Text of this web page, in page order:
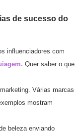
de sucesso do
influenciadores com
Quer saber o que
Várias marcas
mostram
beleza enviando